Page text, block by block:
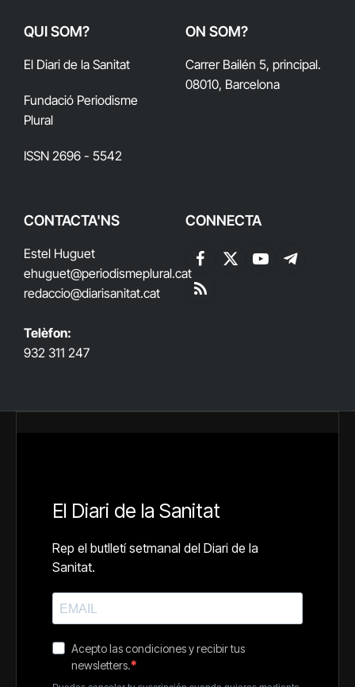
QUI SOM?
El Diari de la Sanitat
Fundació Periodisme
Plural
ISSN 2696 - 5542
ON SOM?
Carrer Bailén 5, principal.
08010, Barcelona
CONTACTA'NS
Estel Huguet
ehuguet@periodismeplural.cat
redaccio@diarisanitat.cat
Telèfon:
932 311 247
CONNECTA
Facebook
X
YouTubeTelegram
RSS